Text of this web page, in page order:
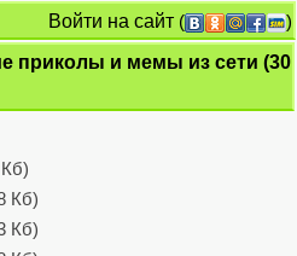
Войти на сайт (
)
приколы и мемы из сети (30
Кб)
Кб)